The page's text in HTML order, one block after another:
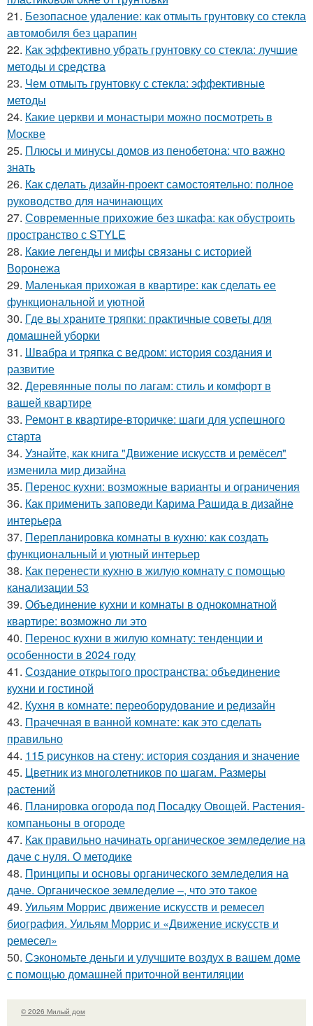
21. Безопасное удаление: как отмыть грунтовку со стекла
автомобиля без царапин
22. Как эффективно убрать грунтовку со стекла: лучшие
методы и средства
23. Чем отмыть грунтовку с стекла: эффективные
методы
24. Какие церкви и монастыри можно посмотреть в
Москве
25. Плюсы и минусы домов из пенобетона: что важно
знать
26. Как сделать дизайн-проект самостоятельно: полное
руководство для начинающих
27. Современные прихожие без шкафа: как обустроить
пространство с STYLE
28. Какие легенды и мифы связаны с историей
Воронежа
29. Маленькая прихожая в квартире: как сделать ее
функциональной и уютной
30. Где вы храните тряпки: практичные советы для
домашней уборки
31. Швабра и тряпка с ведром: история создания и
развитие
32. Деревянные полы по лагам: стиль и комфорт в
вашей квартире
33. Ремонт в квартире-вторичке: шаги для успешного
старта
34. Узнайте, как книга "Движение искусств и ремёсел"
изменила мир дизайна
35. Перенос кухни: возможные варианты и ограничения
36. Как применить заповеди Карима Рашида в дизайне
интерьера
37. Перепланировка комнаты в кухню: как создать
функциональный и уютный интерьер
38. Как перенести кухню в жилую комнату с помощью
канализации 53
39. Объединение кухни и комнаты в однокомнатной
квартире: возможно ли это
40. Перенос кухни в жилую комнату: тенденции и
особенности в 2024 году
41. Создание открытого пространства: объединение
кухни и гостиной
42. Кухня в комнате: переоборудование и редизайн
43. Прачечная в ванной комнате: как это сделать
правильно
44. 115 рисунков на стену: история создания и значение
45. Цветник из многолетников по шагам. Размеры
растений
46. Планировка огорода под Посадку Овощей. Растения-
компаньоны в огороде
47. Как правильно начинать органическое земледелие на
даче с нуля. О методике
48. Принципы и основы органического земледелия на
даче. Органическое земледелие –, что это такое
49. Уильям Моррис движение искусств и ремесел
биография. Уильям Моррис и «Движение искусств и
ремесел»
50. Сэкономьте деньги и улучшите воздух в вашем доме
с помощью домашней приточной вентиляции
© 2026 Милый дом